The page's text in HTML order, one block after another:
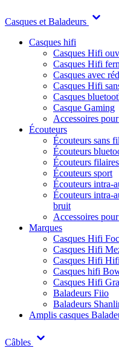
Casques et Baladeurs
Casques hifi
Casques Hifi
Casques Hifi
Casques avec
Casques Hifi
Casques
Casque Gaming
Accessoires
Écouteurs
Écouteurs sans fil
Écouteurs
Écouteurs filaires
Écouteurs sport
Écouteurs intra-
Écouteurs intra-
bruit
Accessoires
Marques
Casques Hifi
Casques Hifi
Casques Hifi
Casques hifi
Casques Hifi
Baladeurs Fiio
Baladeurs
Amplis casques
Câbles